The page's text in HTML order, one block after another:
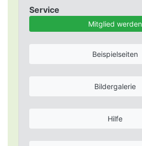
Service
Mitglied werden
Beispielseiten
Bildergalerie
Hilfe